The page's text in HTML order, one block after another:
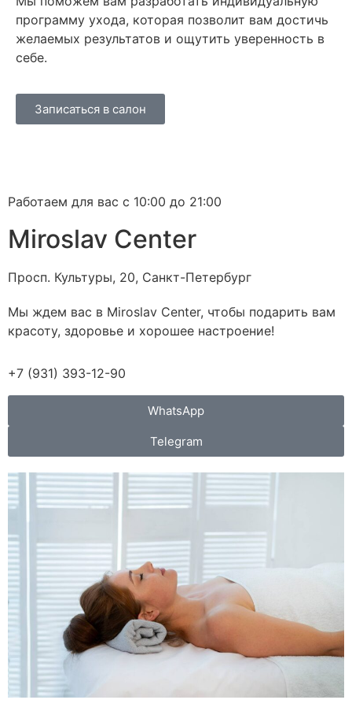
программу ухода, которая позволит вам достичь
желаемых результатов и ощутить уверенность в
себе.
Записаться в салон
Работаем для вас с 10:00 до 21:00
Miroslav Сenter
Просп. Культуры, 20, Санкт-Петербург
Мы ждем вас в Miroslav Сenter, чтобы подарить вам
красоту, здоровье и хорошее настроение!
+7 (931) 393-12-90
WhatsApp
Telegram